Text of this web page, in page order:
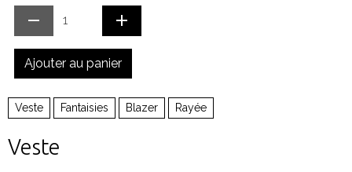
Ajouter au panier
Veste Fantaisies Blazer Rayée
Veste